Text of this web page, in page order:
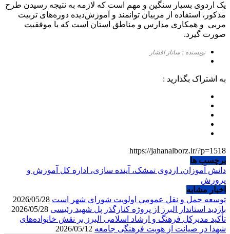
یک اردوی بسیار سنگین و مهم است که لازمه‌ به نتیجه رسیدن طرح
مذکور، استفاده از مربیان توانمند و آموزش‌دیده‌ دوره‌های تربیت
مربی و همکاری مدارس و مناطق استان‌ است که با موفقیت
صورت گیرد.
نویسنده : ساناز افشار
به اشتراک بگذارید :
https://jahanalborz.ir/?p=1518
برچسب ها
دانش آموزان، اردوی تمشک، آینده سازی، اداره کل آموزش و
پرورش
اخبار مشابه
توسعه حمل و نقل عمومی اولویت شورای شهر است
بازدید استاندار البرز از پروژه کنارگذر پل شهید رئیسی
تأکید مدیرکل فرهنگ و ارشاد اسلامی البرز بر نقش خانواده‌های
شهدا در صیانت از هویت فرهنگی جامعه